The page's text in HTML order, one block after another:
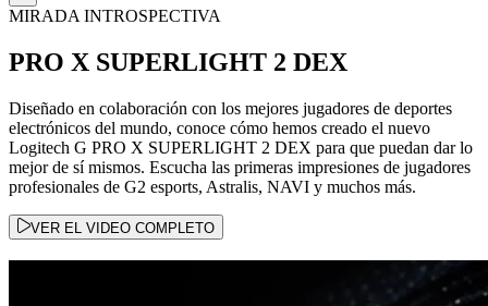
MIRADA INTROSPECTIVA
PRO X SUPERLIGHT 2 DEX
Diseñado en colaboración con los mejores jugadores de deportes
electrónicos del mundo, conoce cómo hemos creado el nuevo
Logitech G PRO X SUPERLIGHT 2 DEX para que puedan dar lo
mejor de sí mismos. Escucha las primeras impresiones de jugadores
profesionales de G2 esports, Astralis, NAVI y muchos más.
VER EL VIDEO COMPLETO